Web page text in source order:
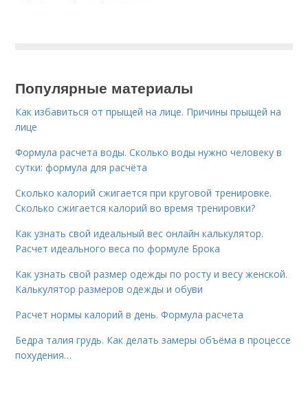
Популярные материалы
Как избавиться от прыщей на лице. Причины прыщей на
лице
Формула расчета воды. Сколько воды нужно человеку в
сутки: формула для расчёта
Сколько калорий сжигается при круговой тренировке.
Сколько сжигается калорий во время тренировки?
Как узнать свой идеальный вес онлайн калькулятор.
Расчет идеального веса по формуле Брока
Как узнать свой размер одежды по росту и весу женской.
Калькулятор размеров одежды и обуви
Расчет нормы калорий в день. Формула расчета
Бедра талия грудь. Как делать замеры объёма в процессе
похудения…